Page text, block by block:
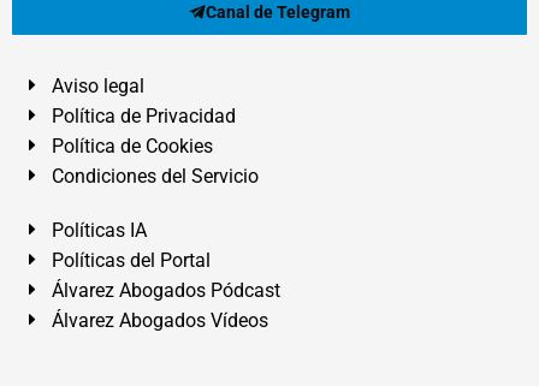
Canal de Telegram
Aviso legal
Política de Privacidad
Política de Cookies
Condiciones del Servicio
Políticas IA
Políticas del Portal
Álvarez Abogados Pódcast
Álvarez Abogados Vídeos